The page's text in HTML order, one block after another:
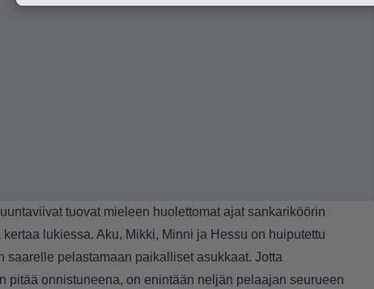
tuovat mieleen huolettomat ajat sankariköörin
lukiessa. Aku, Mikki, Minni ja Hessu on huiputettu
saarelle pelastamaan paikalliset asukkaat. Jotta
pitää onnistuneena, on enintään neljän pelaajan seurueen